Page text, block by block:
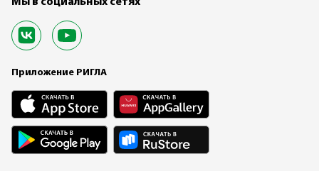
Приложение РИГЛА